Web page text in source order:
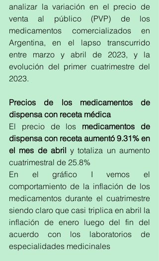
analizar la variación en el precio de
venta al público (PVP) de los
medicamentos comercializados en
Argentina, en el lapso transcurrido
entre marzo y abril de 2023, y la
evolución del primer cuatrimestre del
2023.
Precios de los medicamentos de
dispensa con receta médica
El precio de los medicamentos de
dispensa con receta aumentó 9.31% en
el mes de abril y totaliza un aumento
cuatrimestral de 25.8%
En el gráfico I vemos el
comportamiento de la inflación de los
medicamentos durante el cuatrimestre
siendo claro que casi triplica en abril la
inflación de enero luego del fin del
acuerdo con los laboratorios de
especialidades medicinales